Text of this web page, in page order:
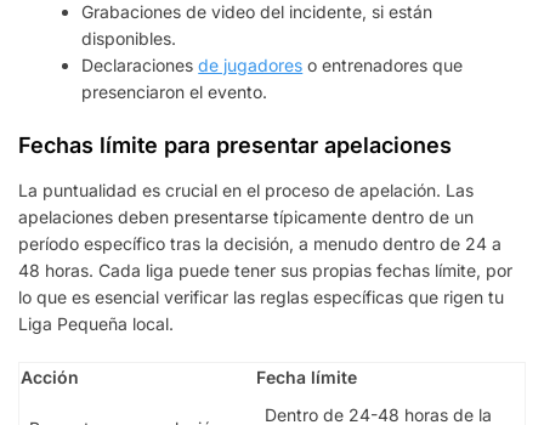
Grabaciones de video del incidente, si están
disponibles.
Declaracionesde jugadores o entrenadores que
presenciaron el evento.
Fechas límite para presentar apelaciones
La puntualidad es crucial en el proceso de apelación. Las
apelaciones deben presentarse típicamente dentro de un
período específico tras la decisión, a menudo dentro de 24 a
48 horas. Cada liga puede tener sus propias fechas límite, por
lo que es esencial verificar las reglas específicas que rigen tu
Liga Pequeña local.
Acción Fecha límite
Dentro de 24-48 horas de la